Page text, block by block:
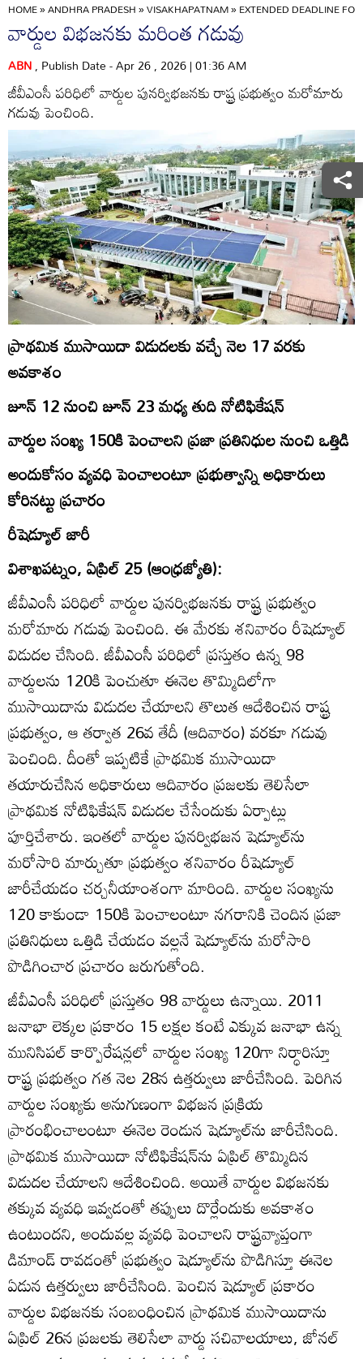
HOME»ANDHRA PRADESH»VISAKHAPATNAM»EXTENDED DEADLINE
వార్డుల విభజనకు మరింత గడువు
ABN, Publish Date - Apr 26 , 2026 | 01:36 AM
జీవీఎంసీ పరిధిలో వార్డుల పునర్విభజనకు రాష్ట్ర ప్రభుత్వం మరోమారు
గడువు పెంచింది.
ప్రాథమిక ముసాయిదా విడుదలకు వచ్చే నెల 17 వరకు
అవకాశం
జూన్‌ 12 నుంచి జూన్‌ 23 మధ్య తుది నోటిఫికేషన్‌
వార్డుల సంఖ్య 150కి పెంచాలని ప్రజా ప్రతినిధుల నుంచి ఒత్తిడి
అందుకోసం వ్యవధి పెంచాలంటూ ప్రభుత్వాన్ని అధికారులు
కోరినట్టు ప్రచారం
రీషెడ్యూల్‌ జారీ
విశాఖపట్నం, ఏప్రిల్‌ 25 (ఆంధ్రజ్యోతి):
జీవీఎంసీ పరిధిలో వార్డుల పునర్విభజనకు రాష్ట్ర ప్రభుత్వం
మరోమారు గడువు పెంచింది. ఈ మేరకు శనివారం రీషెడ్యూల్‌
విడుదల చేసింది. జీవీఎంసీ పరిధిలో ప్రస్తుతం ఉన్న 98
వార్డులను 120కి పెంచుతూ ఈనెల తొమ్మిదిలోగా
ముసాయిదాను విడుదల చేయాలని తొలుత ఆదేశించిన రాష్ట్ర
ప్రభుత్వం, ఆ తర్వాత 26వ తేదీ (ఆదివారం) వరకూ గడువు
పెంచింది. దీంతో ఇప్పటికే ప్రాథమిక ముసాయిదా
తయారుచేసిన అధికారులు ఆదివారం ప్రజలకు తెలిసేలా
ప్రాథమిక నోటిఫికేషన్‌ విడుదల చేసేందుకు ఏర్పాట్లు
పూర్తిచేశారు. ఇంతలో వార్డుల పునర్విభజన షెడ్యూల్‌ను
మరోసారి మార్చుతూ ప్రభుత్వం శనివారం రీషెడ్యూల్‌
జారీచేయడం చర్చనీయాంశంగా మారింది. వార్డుల సంఖ్యను
120 కాకుండా 150కి పెంచాలంటూ నగరానికి చెందిన ప్రజా
ప్రతినిధులు ఒత్తిడి చేయడం వల్లనే షెడ్యూల్‌ను మరోసారి
పొడిగించార ప్రచారం జరుగుతోంది.
జీవీఎంసీ పరిధిలో ప్రస్తుతం 98 వార్డులు ఉన్నాయి. 2011
జనాభా లెక్కల ప్రకారం 15 లక్షల కంటే ఎక్కువ జనాభా ఉన్న
మునిసిపల్‌ కార్పొరేషన్లలో వార్డుల సంఖ్య 120గా నిర్ధారిస్తూ
రాష్ట్ర ప్రభుత్వం గత నెల 28న ఉత్తర్వులు జారీచేసింది. పెరిగిన
వార్డుల సంఖ్యకు అనుగుణంగా విభజన ప్రక్రియ
ప్రారంభించాలంటూ ఈనెల రెండున షెడ్యూల్‌ను జారీచేసింది.
ప్రాథమిక ముసాయిదా నోటిఫికేషన్‌ను ఏప్రిల్‌ తొమ్మిదిన
విడుదల చేయాలని ఆదేశించింది. అయితే వార్డుల విభజనకు
తక్కువ వ్యవధి ఇవ్వడంతో తప్పులు దొర్లేందుకు అవకాశం
ఉంటుందని, అందువల్ల వ్యవధి పెంచాలని రాష్ట్రవ్యాప్తంగా
డిమాండ్‌ రావడంతో ప్రభుత్వం షెడ్యూల్‌ను పొడిగిస్తూ ఈనెల
ఏడున ఉత్తర్వులు జారీచేసింది. పెంచిన షెడ్యూల్‌ ప్రకారం
వార్డుల విభజనకు సంబంధించిన ప్రాథమిక ముసాయిదాను
ఏప్రిల్‌ 26న ప్రజలకు తెలిసేలా వార్డు సచివాలయాలు, జోనల్‌